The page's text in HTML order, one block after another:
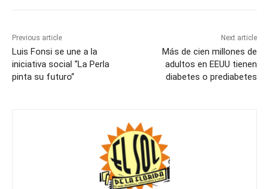
Previous article
Luis Fonsi se une a la
iniciativa social “La Perla
pinta su futuro”
Next article
Más de cien millones de
adultos en EEUU tienen
diabetes o prediabetes